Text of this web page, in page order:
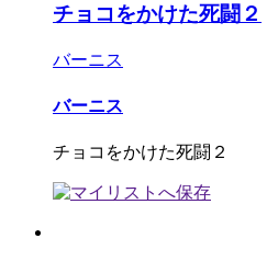
チョコをかけた死闘２
バーニス
バーニス
チョコをかけた死闘２